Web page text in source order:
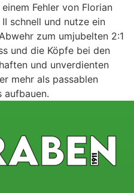
Fehler von Florian
schnell und nutze ein
zum umjubelten 2:1
und die Köpfe bei den
und unverdienten
mehr als passablen
aufbauen.